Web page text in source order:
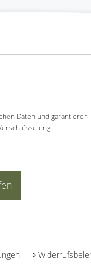
Daten und garantieren